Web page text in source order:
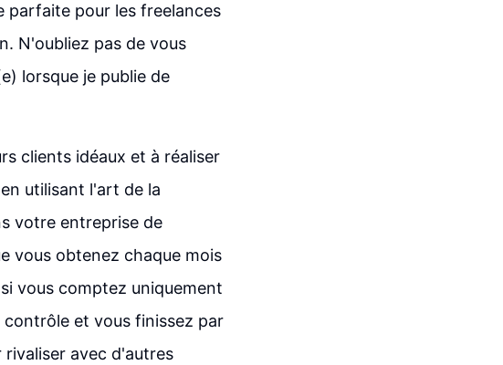
parfaite pour les freelances
N'oubliez pas de vous
lorsque je publie de
clients idéaux et à réaliser
utilisant l'art de la
votre entreprise de
vous obtenez chaque mois
vous comptez uniquement
et vous finissez par
avec d'autres